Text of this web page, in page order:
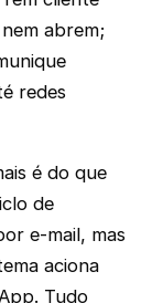
abrem;
redes
é do que
de
e-mail, mas
aciona
Tudo